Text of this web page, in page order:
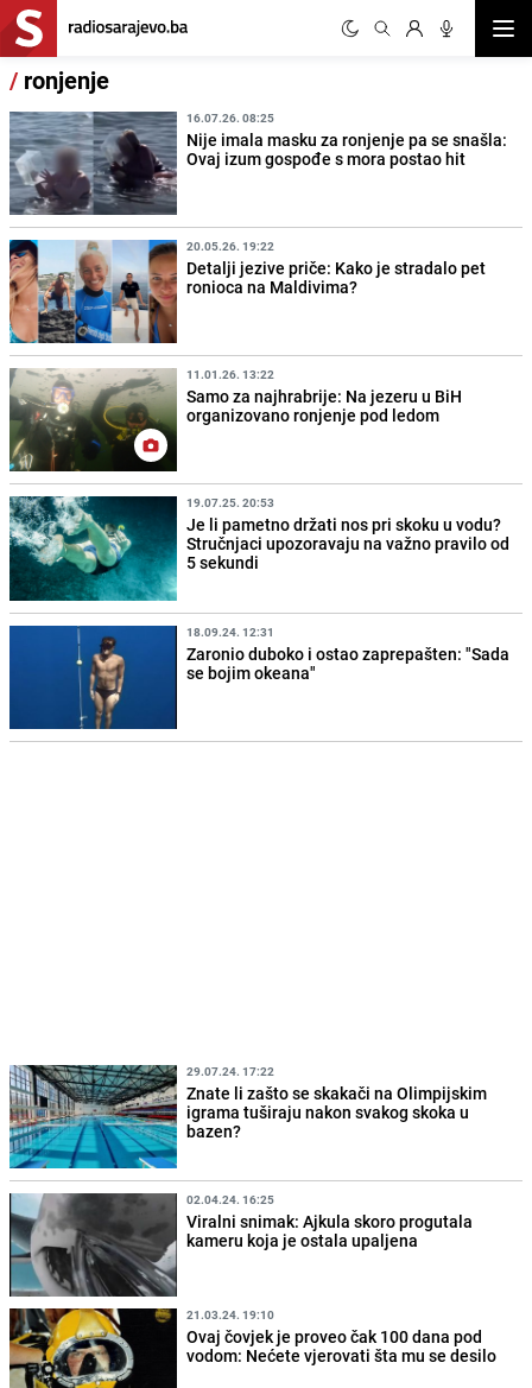
/ ronjenje
16.07.26. 08:25
Nije imala masku za ronjenje pa se snašla:
Ovaj izum gospođe s mora postao hit
20.05.26. 19:22
Detalji jezive priče: Kako je stradalo pet
ronioca na Maldivima?
11.01.26. 13:22
Samo za najhrabrije: Na jezeru u BiH
organizovano ronjenje pod ledom
19.07.25. 20:53
Je li pametno držati nos pri skoku u vodu?
Stručnjaci upozoravaju na važno pravilo od
5 sekundi
18.09.24. 12:31
Zaronio duboko i ostao zaprepašten: "Sada
se bojim okeana"
29.07.24. 17:22
Znate li zašto se skakači na Olimpijskim
igrama tuširaju nakon svakog skoka u
bazen?
02.04.24. 16:25
Viralni snimak: Ajkula skoro progutala
kameru koja je ostala upaljena
21.03.24. 19:10
Ovaj čovjek je proveo čak 100 dana pod
vodom: Nećete vjerovati šta mu se desilo